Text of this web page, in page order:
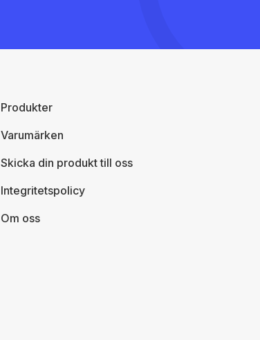
Produkter
Varumärken
Skicka din produkt till oss
Integritetspolicy
Om oss